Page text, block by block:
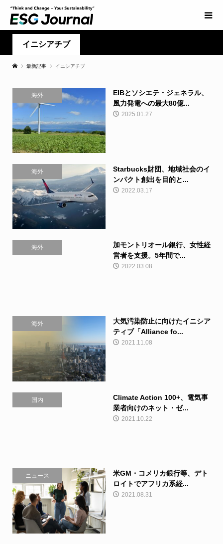
イニシアチブ
最新記事 イニシアチブ
海外
EIBとソシエテ・ジェネラル、
風力発電への最大80億...
2025.01.27
海外
Starbucks財団、地域社会のイ
ンパクト創出を目的と...
2022.03.17
海外
加モントリオール銀行、女性経
営者を支援。5年間で...
2022.03.08
海外
大気汚染防止に向けたイニシア
ティブ「Alliance fo...
2021.11.08
国内
Climate Action 100+、電気事
業者向けのネット・ゼ...
2021.10.22
ニュース
米GM・コメリカ銀行等、デト
ロイトでアフリカ系経...
2021.08.31